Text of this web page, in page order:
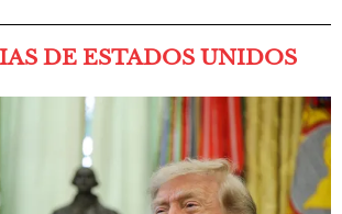
DE ESTADOS UNIDOS